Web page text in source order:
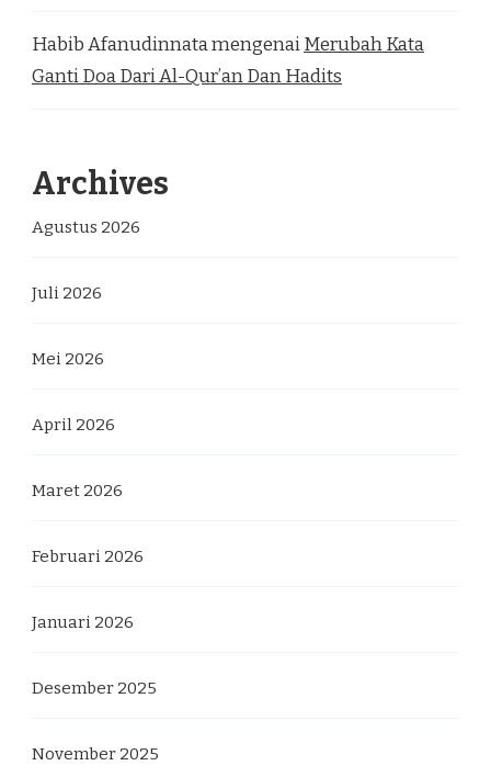
Habib AfanudinnatamengenaiMerubah Kata
Ganti Doa Dari Al-Qur’an Dan Hadits
Archives
Agustus 2026
Juli 2026
Mei 2026
April 2026
Maret 2026
Februari 2026
Januari 2026
Desember 2025
November 2025